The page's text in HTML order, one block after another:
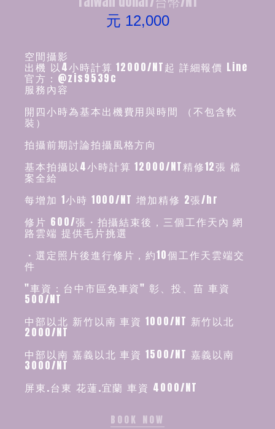
元 12,000
空間攝影
出機 以4小時計算 12000/NT起 詳細報價 Line
官方：@zis9539c
服務內容
開四小時為基本出機費用與時間 （不包含軟
裝）
拍攝前期討論拍攝風格方向
基本拍攝以4小時計算 12000/NT精修12張 檔
案全給
每增加 1小時 1000/NT 增加精修 2張/hr
修片 600/張・拍攝結束後，三個工作天內 網
路雲端 提供毛片挑選
・選定照片後進行修片，約10個工作天雲端交
件
"車資：台中市區免車資" 彰、投、苗 車資
500/NT
中部以北 新竹以南 車資 1000/NT 新竹以北
2000/NT
中部以南 嘉義以北 車資 1500/NT 嘉義以南
3000/NT
屏東.台東 花蓮.宜蘭 車資 4000/NT
BOOK NOW